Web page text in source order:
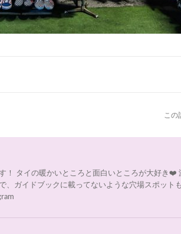
この
！ タイの暖かいところと面白いところが大好き❤️
、ガイドブックに載ってないような穴場スポット